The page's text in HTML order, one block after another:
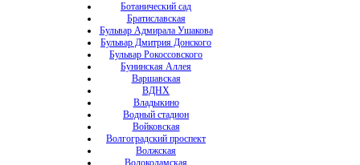
Ботанический сад
Братиславская
Бульвар Адмирала Ушакова
Бульвар Дмитрия Донского
Бульвар Рокоссовского
Бунинская Аллея
Варшавская
ВДНХ
Владыкино
Водный стадион
Войковская
Волгоградский проспект
Волжская
Волоколамская